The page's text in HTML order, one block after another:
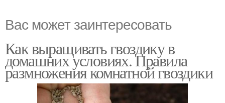
Вас может заинтересовать
Как выращивать гвоздику в
домашних условиях. Правила
размножения комнатной гвоздики